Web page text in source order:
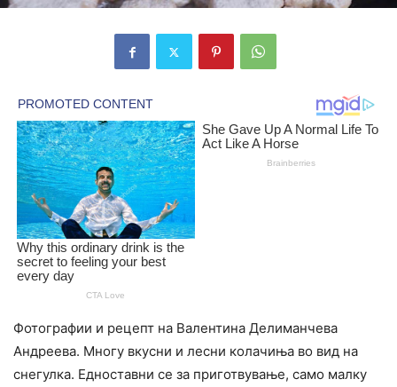
Фотографии и рецепт на Валентина Делиманчева
Андреева. Многу вкусни и лесни колачиња во вид на
снегулка. Едноставни се за приготвување, само малку